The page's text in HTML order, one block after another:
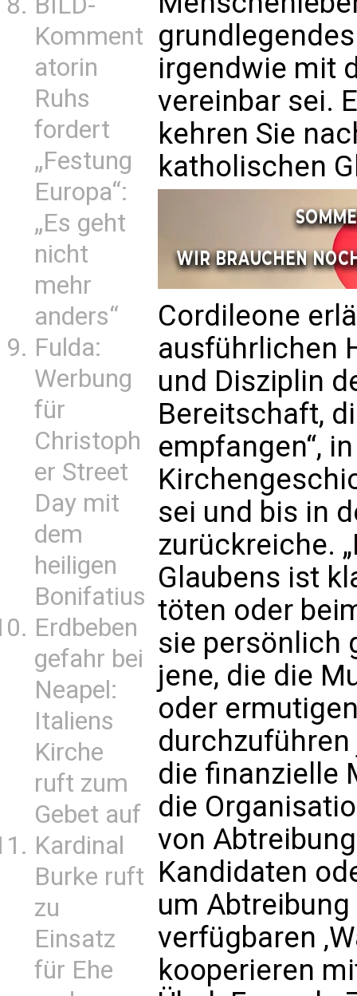
Komment
atorin
Ruhs
fordert
„Festung
Europa“:
„Es geht
nicht
mehr
anders“
Fulda:
Werbung
für
Christoph
er Street
Day mit
dem
heiligen
Bonifatius
Erdbeben
gefahr bei
Neapel:
Italiens
Kirche
ruft zum
Gebet auf
Kardinal
Burke ruft
zu
Einsatz
für Ehe
irgendwie mit
vereinbar sei.
kehren Sie
katholischen
Cordileone
ausführlichen
und Disziplin
Bereitschaft,
empfangen“,
sei und bis in
zurückreiche.
Glaubens ist
töten oder
sie persönlich
jene, die die
oder
durchzuführen
die finanzielle
die
von
Kandidaten
um
verfügbaren
kooperieren